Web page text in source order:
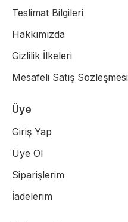
Teslimat Bilgileri
Hakkımızda
Gizlilik İlkeleri
Mesafeli Satış Sözleşmesi
Üye
Giriş Yap
Üye Ol
Siparişlerim
İadelerim